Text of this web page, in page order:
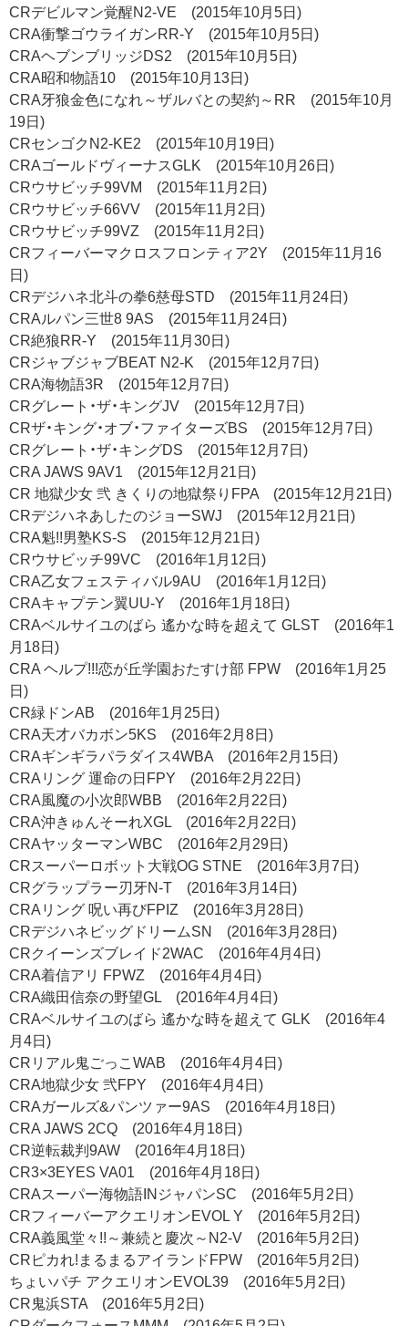
CRデビルマン覚醒N2-VE (2015年10月5日)
CRA衝撃ゴウライガンRR-Y (2015年10月5日)
CRAヘブンブリッジDS2 (2015年10月5日)
CRA昭和物語10 (2015年10月13日)
CRA牙狼金色になれ～ザルバとの契約～RR (2015年10月
19日)
CRセンゴクN2-KE2 (2015年10月19日)
CRAゴールドヴィーナスGLK (2015年10月26日)
CRウサビッチ99VM (2015年11月2日)
CRウサビッチ66VV (2015年11月2日)
CRウサビッチ99VZ (2015年11月2日)
CRフィーバーマクロスフロンティア2Y (2015年11月16
日)
CRデジハネ北斗の拳6慈母STD (2015年11月24日)
CRAルパン三世8 9AS (2015年11月24日)
CR絶狼RR-Y (2015年11月30日)
CRジャブジャブBEAT N2-K (2015年12月7日)
CRA海物語3R (2015年12月7日)
CRグレート・ザ・キングJV (2015年12月7日)
CRザ・キング・オブ・ファイターズBS (2015年12月7日)
CRグレート・ザ・キングDS (2015年12月7日)
CRA JAWS 9AV1 (2015年12月21日)
CR 地獄少女 弐 きくりの地獄祭りFPA (2015年12月21日)
CRデジハネあしたのジョーSWJ (2015年12月21日)
CRA魁!!男塾KS-S (2015年12月21日)
CRウサビッチ99VC (2016年1月12日)
CRA乙女フェスティバル9AU (2016年1月12日)
CRAキャプテン翼UU-Y (2016年1月18日)
CRAベルサイユのばら 遙かな時を超えて GLST (2016年1
月18日)
CRA ヘルプ!!!恋が丘学園おたすけ部 FPW (2016年1月25
日)
CR緑ドンAB (2016年1月25日)
CRA天才バカボン5KS (2016年2月8日)
CRAギンギラパラダイス4WBA (2016年2月15日)
CRAリング 運命の日FPY (2016年2月22日)
CRA風魔の小次郎WBB (2016年2月22日)
CRA沖きゅんそーれXGL (2016年2月22日)
CRAヤッターマンWBC (2016年2月29日)
CRスーパーロボット大戦OG STNE (2016年3月7日)
CRグラップラー刃牙N-T (2016年3月14日)
CRAリング 呪い再びFPIZ (2016年3月28日)
CRデジハネビッグドリームSN (2016年3月28日)
CRクイーンズブレイド2WAC (2016年4月4日)
CRA着信アリ FPWZ (2016年4月4日)
CRA織田信奈の野望GL (2016年4月4日)
CRAベルサイユのばら 遙かな時を超えて GLK (2016年4
月4日)
CRリアル鬼ごっこWAB (2016年4月4日)
CRA地獄少女 弐FPY (2016年4月4日)
CRAガールズ&パンツァー9AS (2016年4月18日)
CRA JAWS 2CQ (2016年4月18日)
CR逆転裁判9AW (2016年4月18日)
CR3×3EYES VA01 (2016年4月18日)
CRAスーパー海物語INジャパンSC (2016年5月2日)
CRフィーバーアクエリオンEVOL Y (2016年5月2日)
CRA義風堂々!!～兼続と慶次～N2-V (2016年5月2日)
CRピカれ!まるまるアイランドFPW (2016年5月2日)
ちょいパチ アクエリオンEVOL39 (2016年5月2日)
CR鬼浜STA (2016年5月2日)